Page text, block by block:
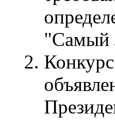
"Самый